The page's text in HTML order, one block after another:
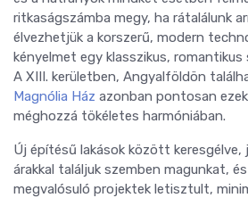
ritkaságszámba megy, ha rátalálunk
élvezhetjük a korszerű, modern
kényelmet egy klasszikus,
A XIII. kerületben, Angyalföldön
Magnólia Ház azonban pontosan
méghozzá tökéletes harmóniában.
Új építésű lakások között keresgélve,
árakkal találjuk szemben magunkat,
megvalósuló projektek letisztult,